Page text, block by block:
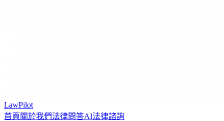
LawPilot
首頁 關於我們法律問答AI法律諮詢